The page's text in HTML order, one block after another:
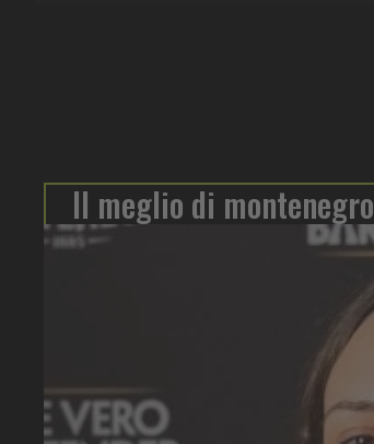
Il meglio di montenegro